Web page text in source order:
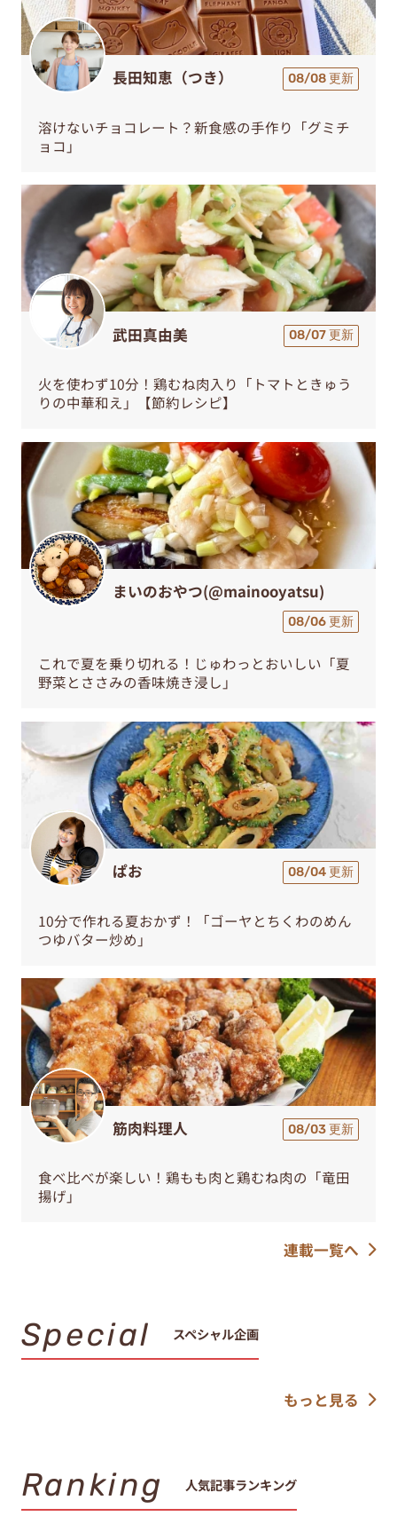
長田知恵（つき） 08/08 更新
溶けないチョコレート？新食感の手作り「グミチ
ョコ」
武田真由美 08/07 更新
火を使わず10分！鶏むね肉入り「トマトときゅう
りの中華和え」【節約レシピ】
まいのおやつ(@mainooyatsu)
08/06 更新
これで夏を乗り切れる！じゅわっとおいしい「夏
野菜とささみの香味焼き浸し」
ぱお 08/04 更新
10分で作れる夏おかず！「ゴーヤとちくわのめん
つゆバター炒め」
筋肉料理人 08/03 更新
食べ比べが楽しい！鶏もも肉と鶏むね肉の「竜田
揚げ」
連載一覧へ
Special スペシャル企画
もっと見る
Ranking 人気記事ランキング